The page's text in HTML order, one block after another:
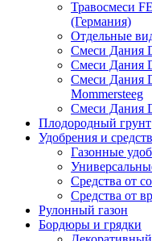
Травосмеси
(Германия)
Отдельные
Смеси Дания
Смеси Дания
Смеси Дания
Mommersteeg
Смеси Дания
Плодородный грунт
Удобрения и
Газонные
Средства от
Средства от
Рулонный газон
Бордюры и грядки